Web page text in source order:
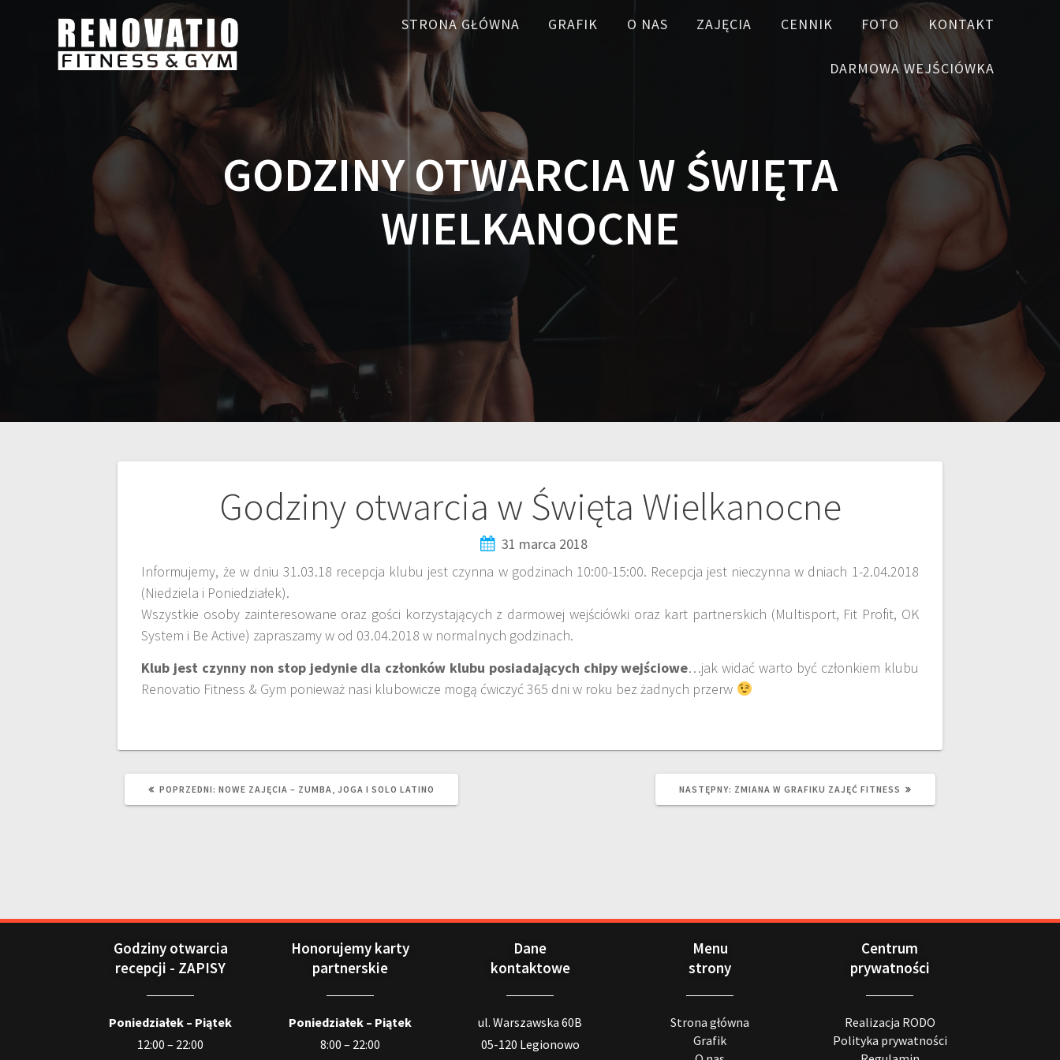
STRONA GŁÓWNA GRAFIK O NAS ZAJĘCIA CENNIK FOTO KONTAKT
DARMOWA WEJŚCIÓWKA
GODZINY OTWARCIA W ŚWIĘTA
WIELKANOCNE
Godziny otwarcia w Święta Wielkanocne
31 marca 2018
Informujemy, że w dniu 31.03.18 recepcja klubu jest czynna w godzinach 10:00-15:00. Recepcja jest nieczynna w dniach 1-2.04.2018
(Niedziela i Poniedziałek).
Wszystkie osoby zainteresowane oraz gości korzystających z darmowej wejściówki oraz kart partnerskich (Multisport, Fit Profit, OK
System i Be Active) zapraszamy w od 03.04.2018 w normalnych godzinach.
Klub jest czynny non stop jedynie dla członków klubu posiadających chipy wejściowe…jak widać warto być członkiem klubu
Renovatio Fitness & Gym ponieważ nasi klubowicze mogą ćwiczyć 365 dni w roku bez żadnych przerw
POPRZEDNI: NOWE ZAJĘCIA – ZUMBA, JOGA I SOLO LATINO NASTĘPNY: ZMIANA W GRAFIKU ZAJĘĆ FITNESS
Godziny otwarcia
recepcji - ZAPISY
Poniedziałek – Piątek
12:00 – 22:00
Honorujemy karty
partnerskie
Poniedziałek – Piątek
8:00 – 22:00
Dane
kontaktowe
ul. Warszawska 60B
05-120 Legionowo
Menu
strony
Strona główna
Grafik
Centrum
prywatności
Realizacja RODO
Polityka prywatności